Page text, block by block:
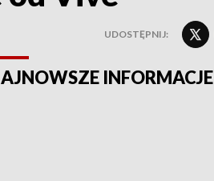
UDOSTĘPNIJ:
INFORMACJE